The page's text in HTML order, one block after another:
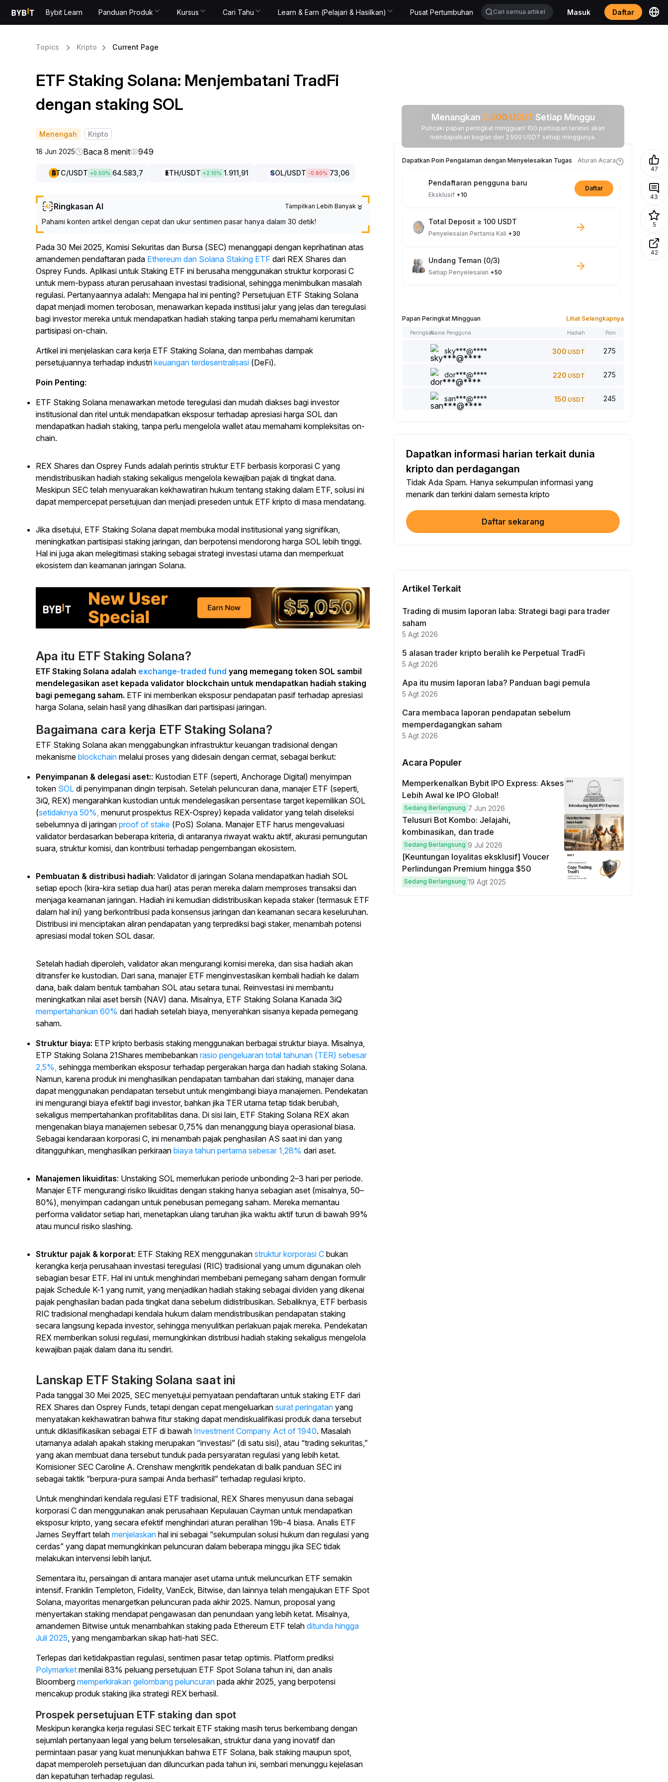
Bybit Learn Panduan Produk Kursus Cari Tahu Learn & Earn (Pelajari & Hasilkan) Pusat Pertumbuhan Masuk Daftar
Topics Kripto Current Page
ETF Staking Solana: Menjembatani TradFi
dengan staking SOL
Menengah Kripto
18 Jun 2025 Baca 8 menit 949
BTC/USDT +0.50% 64.583,7 ETH/USDT +2.10% 1.911,91 SOL/USDT -0.80% 73,06
Ringkasan AI Tampilkan Lebih Banyak
Pahami konten artikel dengan cepat dan ukur sentimen pasar hanya dalam 30 detik!
Pada 30 Mei 2025, Komisi Sekuritas dan Bursa (SEC) menanggapi dengan keprihatinan atas
amandemen pendaftaran pada Ethereum dan Solana Staking ETF dari REX Shares dan
Osprey Funds. Aplikasi untuk Staking ETF ini berusaha menggunakan struktur korporasi C
untuk mem-bypass aturan perusahaan investasi tradisional, sehingga menimbulkan masalah
regulasi. Pertanyaannya adalah: Mengapa hal ini penting? Persetujuan ETF Staking Solana
dapat menjadi momen terobosan, menawarkan kepada institusi jalur yang jelas dan teregulasi
bagi investor mereka untuk mendapatkan hadiah staking tanpa perlu memahami kerumitan
partisipasi on-chain.
Artikel ini menjelaskan cara kerja ETF Staking Solana, dan membahas dampak
persetujuannya terhadap industri keuangan terdesentralisasi (DeFi).
Poin Penting:
ETF Staking Solana menawarkan metode teregulasi dan mudah diakses bagi investor
institusional dan ritel untuk mendapatkan eksposur terhadap apresiasi harga SOL dan
mendapatkan hadiah staking, tanpa perlu mengelola wallet atau memahami kompleksitas on-
chain.
REX Shares dan Osprey Funds adalah perintis struktur ETF berbasis korporasi C yang
mendistribusikan hadiah staking sekaligus mengelola kewajiban pajak di tingkat dana.
Meskipun SEC telah menyuarakan kekhawatiran hukum tentang staking dalam ETF, solusi ini
dapat mempercepat persetujuan dan menjadi preseden untuk ETF kripto di masa mendatang.
Jika disetujui, ETF Staking Solana dapat membuka modal institusional yang signifikan,
meningkatkan partisipasi staking jaringan, dan berpotensi mendorong harga SOL lebih tinggi.
Hal ini juga akan melegitimasi staking sebagai strategi investasi utama dan memperkuat
ekosistem dan keamanan jaringan Solana.
Apa itu ETF Staking Solana?
ETF Staking Solana adalah exchange-traded fund yang memegang token SOL sambil
mendelegasikan aset kepada validator blockchain untuk mendapatkan hadiah staking
bagi pemegang saham. ETF ini memberikan eksposur pendapatan pasif terhadap apresiasi
harga Solana, selain hasil yang dihasilkan dari partisipasi jaringan.
Bagaimana cara kerja ETF Staking Solana?
ETF Staking Solana akan menggabungkan infrastruktur keuangan tradisional dengan
mekanisme blockchain melalui proses yang didesain dengan cermat, sebagai berikut:
Penyimpanan & delegasi aset:: Kustodian ETF (seperti, Anchorage Digital) menyimpan
token SOL di penyimpanan dingin terpisah. Setelah peluncuran dana, manajer ETF (seperti,
3iQ, REX) mengarahkan kustodian untuk mendelegasikan persentase target kepemilikan SOL
(setidaknya 50%, menurut prospektus REX-Osprey) kepada validator yang telah diseleksi
sebelumnya di jaringan proof of stake (PoS) Solana. Manajer ETF harus mengevaluasi
validator berdasarkan beberapa kriteria, di antaranya riwayat waktu aktif, akurasi pemungutan
suara, struktur komisi, dan kontribusi terhadap pengembangan ekosistem.
Pembuatan & distribusi hadiah: Validator di jaringan Solana mendapatkan hadiah SOL
setiap epoch (kira-kira setiap dua hari) atas peran mereka dalam memproses transaksi dan
menjaga keamanan jaringan. Hadiah ini kemudian didistribusikan kepada staker (termasuk ETF
dalam hal ini) yang berkontribusi pada konsensus jaringan dan keamanan secara keseluruhan.
Distribusi ini menciptakan aliran pendapatan yang terprediksi bagi staker, menambah potensi
apresiasi modal token SOL dasar.
Setelah hadiah diperoleh, validator akan mengurangi komisi mereka, dan sisa hadiah akan
ditransfer ke kustodian. Dari sana, manajer ETF menginvestasikan kembali hadiah ke dalam
dana, baik dalam bentuk tambahan SOL atau setara tunai. Reinvestasi ini membantu
meningkatkan nilai aset bersih (NAV) dana. Misalnya, ETF Staking Solana Kanada 3iQ
mempertahankan 60% dari hadiah setelah biaya, menyerahkan sisanya kepada pemegang
saham.
Struktur biaya: ETP kripto berbasis staking menggunakan berbagai struktur biaya. Misalnya,
ETP Staking Solana 21Shares membebankan rasio pengeluaran total tahunan (TER) sebesar
2,5%, sehingga memberikan eksposur terhadap pergerakan harga dan hadiah staking Solana.
Namun, karena produk ini menghasilkan pendapatan tambahan dari staking, manajer dana
dapat menggunakan pendapatan tersebut untuk mengimbangi biaya manajemen. Pendekatan
ini mengurangi biaya efektif bagi investor, bahkan jika TER utama tetap tidak berubah,
sekaligus mempertahankan profitabilitas dana. Di sisi lain, ETF Staking Solana REX akan
mengenakan biaya manajemen sebesar 0,75% dan menanggung biaya operasional biasa.
Sebagai kendaraan korporasi C, ini menambah pajak penghasilan AS saat ini dan yang
ditangguhkan, menghasilkan perkiraan biaya tahun pertama sebesar 1,28% dari aset.
Manajemen likuiditas: Unstaking SOL memerlukan periode unbonding 2–3 hari per periode.
Manajer ETF mengurangi risiko likuiditas dengan staking hanya sebagian aset (misalnya, 50–
80%), menyimpan cadangan untuk penebusan pemegang saham. Mereka memantau
performa validator setiap hari, menetapkan ulang taruhan jika waktu aktif turun di bawah 99%
atau muncul risiko slashing.
Struktur pajak & korporat: ETF Staking REX menggunakan struktur korporasi C bukan
kerangka kerja perusahaan investasi teregulasi (RIC) tradisional yang umum digunakan oleh
sebagian besar ETF. Hal ini untuk menghindari membebani pemegang saham dengan formulir
pajak Schedule K-1 yang rumit, yang menjadikan hadiah staking sebagai dividen yang dikenai
pajak penghasilan badan pada tingkat dana sebelum didistribusikan. Sebaliknya, ETF berbasis
RIC tradisional menghadapi kendala hukum dalam mendistribusikan pendapatan staking
secara langsung kepada investor, sehingga menyulitkan perlakuan pajak mereka. Pendekatan
REX memberikan solusi regulasi, memungkinkan distribusi hadiah staking sekaligus mengelola
kewajiban pajak dalam dana itu sendiri.
Lanskap ETF Staking Solana saat ini
Pada tanggal 30 Mei 2025, SEC menyetujui pernyataan pendaftaran untuk staking ETF dari
REX Shares dan Osprey Funds, tetapi dengan cepat mengeluarkan surat peringatan yang
menyatakan kekhawatiran bahwa fitur staking dapat mendiskualifikasi produk dana tersebut
untuk diklasifikasikan sebagai ETF di bawah Investment Company Act of 1940. Masalah
utamanya adalah apakah staking merupakan “investasi” (di satu sisi), atau “trading sekuritas,”
yang akan membuat dana tersebut tunduk pada persyaratan regulasi yang lebih ketat.
Komisioner SEC Caroline A. Crenshaw mengkritik pendekatan di balik panduan SEC ini
sebagai taktik “berpura-pura sampai Anda berhasil” terhadap regulasi kripto.
Untuk menghindari kendala regulasi ETF tradisional, REX Shares menyusun dana sebagai
korporasi C dan menggunakan anak perusahaan Kepulauan Cayman untuk mendapatkan
eksposur kripto, yang secara efektif menghindari aturan peralihan 19b-4 biasa. Analis ETF
James Seyffart telah menjelaskan hal ini sebagai “sekumpulan solusi hukum dan regulasi yang
cerdas” yang dapat memungkinkan peluncuran dalam beberapa minggu jika SEC tidak
melakukan intervensi lebih lanjut.
Sementara itu, persaingan di antara manajer aset utama untuk meluncurkan ETF semakin
intensif. Franklin Templeton, Fidelity, VanEck, Bitwise, dan lainnya telah mengajukan ETF Spot
Solana, mayoritas menargetkan peluncuran pada akhir 2025. Namun, proposal yang
menyertakan staking mendapat pengawasan dan penundaan yang lebih ketat. Misalnya,
amandemen Bitwise untuk menambahkan staking pada Ethereum ETF telah ditunda hingga
Juli 2025, yang mengambarkan sikap hati-hati SEC.
Terlepas dari ketidakpastian regulasi, sentimen pasar tetap optimis. Platform prediksi
Polymarket menilai 83% peluang persetujuan ETF Spot Solana tahun ini, dan analis
Bloomberg memperkirakan gelombang peluncuran pada akhir 2025, yang berpotensi
mencakup produk staking jika strategi REX berhasil.
Prospek persetujuan ETF staking dan spot
Meskipun kerangka kerja regulasi SEC terkait ETF staking masih terus berkembang dengan
sejumlah pertanyaan legal yang belum terselesaikan, struktur dana yang inovatif dan
permintaan pasar yang kuat menunjukkan bahwa ETF Solana, baik staking maupun spot,
dapat memperoleh persetujuan dan diluncurkan pada tahun ini, sembari menunggu kejelasan
dan kepatuhan terhadap regulasi.
Menangkan 2.500 USDT Setiap Minggu
Puncaki papan peringkat mingguan! 100 partisipan teratas akan
mendapatkan bagian dari 2.500 USDT setiap minggunya.
Dapatkan Poin Pengalaman dengan Menyelesaikan Tugas Aturan Acara
Pendaftaran pengguna baru
Eksklusif +10
Daftar
Total Deposit ≥ 100 USDT
Penyelesaian Pertama Kali +30
Undang Teman (0/3)
Setiap Penyelesaian +50
Artikel Dibaca: 0/5
Setiap Penyelesaian
Tambahkan komentar (0/5)
Setiap Penyelesaian
Bagikan artikel di media sosial (0/5)
Setiap Penyelesaian+2
Trade $100+ dengan Bot
Verifikasi Identitas Anda
Trade Futures ≥ $1000
Trade Opsi ≥ $2000
Setiap Penyelesaian
Papan Peringkat Mingguan Lihat Selengkapnya
PeringkatNama Pengguna Hadiah Poin
sky***@**** 300 USDT 275
dor***@**** 220 USDT 275
san***@**** 150 USDT 245
Dapatkan informasi harian terkait dunia
kripto dan perdagangan
Tidak Ada Spam. Hanya sekumpulan informasi yang
menarik dan terkini dalam semesta kripto
Daftar sekarang
Artikel Terkait
Trading di musim laporan laba: Strategi bagi para trader
saham
5 Agt 2026
5 alasan trader kripto beralih ke Perpetual TradFi
5 Agt 2026
Apa itu musim laporan laba? Panduan bagi pemula
5 Agt 2026
Cara membaca laporan pendapatan sebelum
memperdagangkan saham
5 Agt 2026
Acara Populer
Memperkenalkan Bybit IPO Express: Akses
Lebih Awal ke IPO Global!
Sedang Berlangsung 7 Jun 2026
Telusuri Bot Kombo: Jelajahi,
kombinasikan, dan trade
Sedang Berlangsung 9 Jul 2026
[Keuntungan loyalitas eksklusif] Voucer
Perlindungan Premium hingga $50
Sedang Berlangsung 19 Agt 2025
47
43
5
42
Mulai Berdagang dengan
USDT Senilai $20
Daftar dan deposit untuk mendapatkan $20 sekarang
Gabung